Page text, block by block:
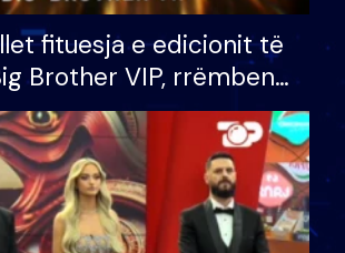
fituesja e edicionit të
Brother VIP, rrëmben
prej 100 mijë eurosh